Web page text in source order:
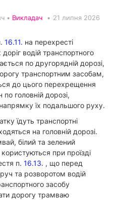
• Викладач • 21 липня 2026
16.11. на перехресті
доріг водій транспортного
по другорядній дорозі,
транспортним засобам,
до цього перехрещення
по головній дорозі,
їх подальшого руху.
їдуть транспортні
на головній дорозі.
білий та зелений
користуються при проїзді
п. 16.13. , що перед
та розворотом водій
засобу
дорогу трамваю